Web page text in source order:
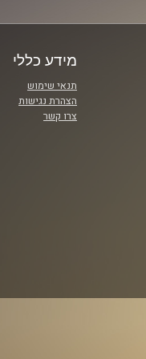
מידע כללי
תנאי שימוש
הצהרת נגישות
צרו קשר